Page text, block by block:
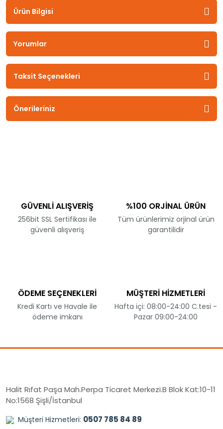
Ürün Bilgisi
Yorumlar
Taksit Seçenekleri
Önerileriniz
GÜVENLİ ALIŞVERİŞ
256bit SSL Sertifikası ile
güvenli alışveriş
%100 ORJİNAL ÜRÜN
Tüm ürünlerimiz orjinal ürün
garantilidir
ÖDEME SEÇENEKLERİ
Kredi Kartı ve Havale ile
ödeme imkanı
MÜŞTERİ HİZMETLERİ
Hafta içi: 08:00-24:00 C.tesi -
Pazar 09:00-24:00
Halit Rıfat Paşa Mah.Perpa Ticaret Merkezi.B Blok Kat:10-11
No:1568 Şişli/İstanbul
Müşteri Hizmetleri: 0507 785 84 89